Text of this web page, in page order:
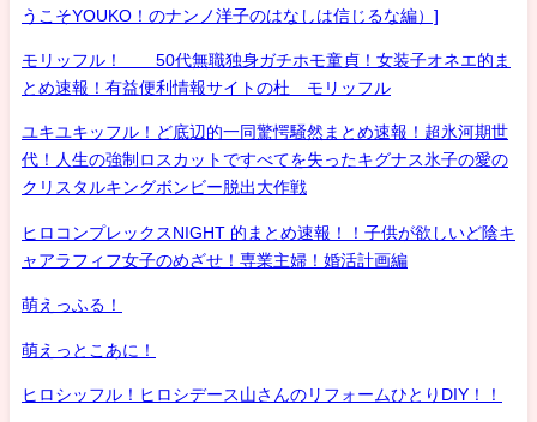
うこそYOUKO！のナンノ洋子のはなしは信じるな編）]
モリッフル！ 50代無職独身ガチホモ童貞！女装子オネエ的ま
とめ速報！有益便利情報サイトの杜 モリッフル
ユキユキッフル！ど底辺的一同驚愕騒然まとめ速報！超氷河期世
代！人生の強制ロスカットですべてを失ったキグナス氷子の愛の
クリスタルキングボンビー脱出大作戦
ヒロコンプレックスNIGHT 的まとめ速報！！子供が欲しいど陰キ
ャアラフィフ女子のめざせ！専業主婦！婚活計画編
萌えっふる！
萌えっとこあに！
ヒロシッフル！ヒロシデース山さんのリフォームひとりDIY！！